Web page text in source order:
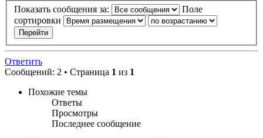
Показать сообщения за:
Поле
сортировки
Ответить
Сообщений: 2 • Страница 1 из 1
Похожие темы
Ответы
Просмотры
Последнее сообщение